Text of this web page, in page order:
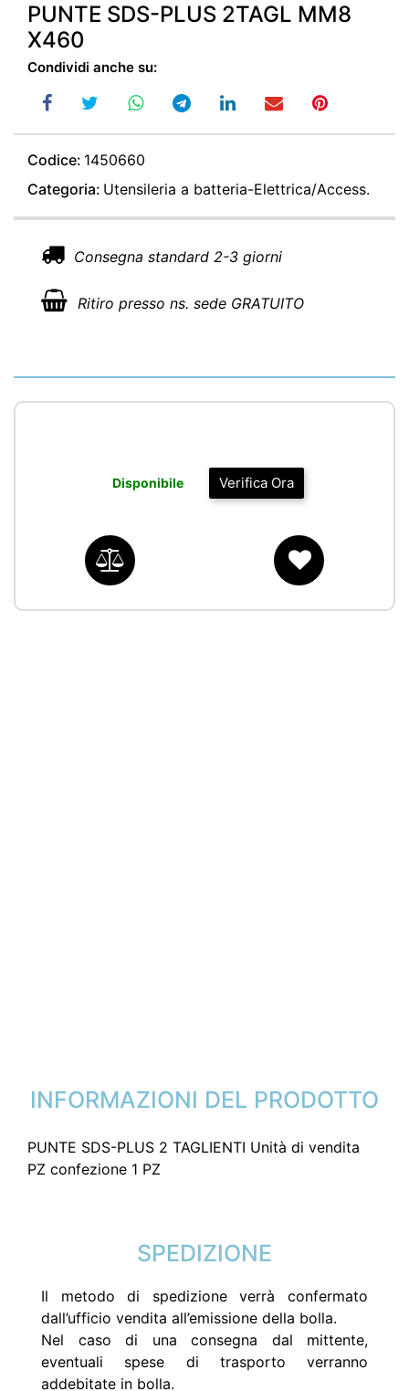
PUNTE SDS-PLUS 2TAGL MM8
X460
Condividi anche su:
Codice: 1450660
Categoria: Utensileria a batteria-Elettrica/Access.
Consegna standard 2-3 giorni
Ritiro presso ns. sede GRATUITO
Verifica Ora
Disponibile
INFORMAZIONI DEL PRODOTTO
PUNTE SDS-PLUS 2 TAGLIENTI Unità di vendita
PZ confezione 1 PZ
SPEDIZIONE
Il metodo di spedizione verrà confermato
dall’ufficio vendita all’emissione della bolla.
Nel caso di una consegna dal mittente,
eventuali spese di trasporto verranno
addebitate in bolla.